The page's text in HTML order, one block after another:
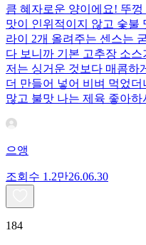
큼 혜자로운 양이에요! 뚜껑
맛이 인위적이지 않고 숯불
라이 2개 올려주는 센스는
다 보니까 기본 고추장 소
저는 싱거운 것보다 매콤하
더 만들어 넣어 비벼 먹었
많고 불맛 나는 제육 좋아
으앵
조회수 1.2만26.06.30
184